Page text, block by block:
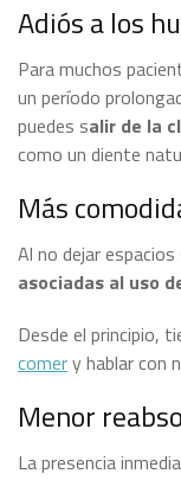
Adiós a los
Para muchos
un período
puedes salir de la
como un diente
Más
Al no dejar
asociadas al uso
Desde el principio,
comery hablar con
Menor
La presencia